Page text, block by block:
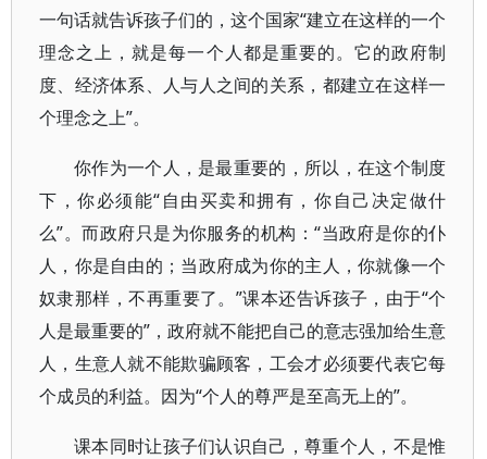
一句话就告诉孩子们的，这个国家“建立在这样的一个
理念之上，就是每一个人都是重要的。它的政府制
度、经济体系、人与人之间的关系，都建立在这样一
个理念之上”。
你作为一个人，是最重要的，所以，在这个制度
下，你必须能“自由买卖和拥有，你自己决定做什
么”。而政府只是为你服务的机构：“当政府是你的仆
人，你是自由的；当政府成为你的主人，你就像一个
奴隶那样，不再重要了。”课本还告诉孩子，由于“个
人是最重要的”，政府就不能把自己的意志强加给生意
人，生意人就不能欺骗顾客，工会才必须要代表它每
个成员的利益。因为“个人的尊严是至高无上的”。
课本同时让孩子们认识自己，尊重个人，不是惟